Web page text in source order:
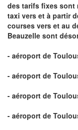
des tarifs fixes sont
taxi vers et à partir
courses vers et au
Beauzelle sont
- aéroport de
- aéroport de
- aéroport de
- aéroport de